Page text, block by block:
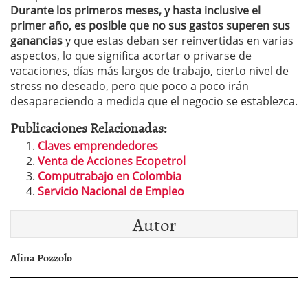
Durante los primeros meses, y hasta inclusive el
primer año, es posible que no sus gastos superen sus
gananciasy que estas deban ser reinvertidas en varias
aspectos, lo que significa acortar o privarse de
vacaciones, días más largos de trabajo, cierto nivel de
stress no deseado, pero que poco a poco irán
desapareciendo a medida que el negocio se establezca.
Publicaciones Relacionadas:
Claves emprendedores
Venta de Acciones Ecopetrol
Computrabajo en Colombia
Servicio Nacional de Empleo
Autor
Alina Pozzolo